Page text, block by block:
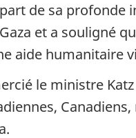
de sa
et a souligné
aide humanitaire
le ministre